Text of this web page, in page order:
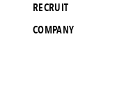
RECRUIT
COMPANY